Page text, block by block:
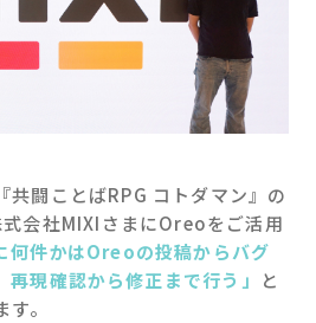
共闘ことばRPG コトダマン』の
会社MIXIさまにOreoをご活用
何件かはOreoの投稿からバグ
再現確認から修正まで行う 」
と
。